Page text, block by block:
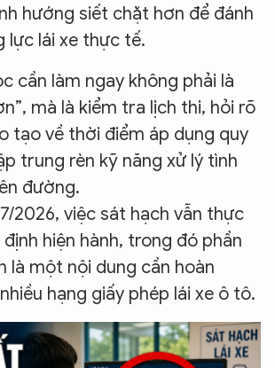
hướng siết chặt hơn để đánh
lực lái xe thực tế.
cần làm ngay không phải là
mà là kiểm tra lịch thi, hỏi rõ
tạo về thời điểm áp dụng quy
trung rèn kỹ năng xử lý tình
đường.
2026, việc sát hạch vẫn thực
hiện hành, trong đó phần
là một nội dung cần hoàn
hạng giấy phép lái xe ô tô.